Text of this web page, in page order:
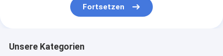
Mercedes-Auto
Fortsetzen
Unsere Kategorien